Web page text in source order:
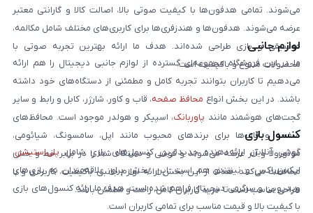
می‌شوند. تمامی هدفون‌ها با کیفیت صوتی بالا، اصالت کالا و گارانتی معتبر
عرضه می‌شوند. هدفون‌ها و هندزفری‌ها برای کاربری‌های مختلف شامل مکالمه،
موسیقی و بازی طراحی شده‌اند. هدف ما ارائه بهترین تجربه صوتی با
محصولات متنوع و باکیفیت است.
لوازم جانبی
ما در این فروشگاه مجموعه‌ای گسترده از لوازم جانبی دیجیتال را هم ارائه
می‌دهیم تا کاربران بتوانند تجربه کامل و مطمئنی از دستگاه‌های خود داشته
باشند. در این بخش انواع محافظ صفحه، قاب و کاور، شارژر، کابل و رابط و سایر
گجت‌های هوشمند مانند پاوربانک، اسپیکر و هولدر موجود است. محافظ‌های
صفحه و قاب‌ها برای برندهای محبوب مانند اپل، سامسونگ، شیائومی،
موتورولا و آنر عرضه می‌شوند و گوشی و دستگاه شما را در برابر خط و خش
محافظت می‌کنند. هدف از این بخش ارائه لوازم جانبی باکیفیت، کاربردی و با
طراحی مناسب است تا خرید کاربران کامل، راحت و مطمئن باشد.
کنسول بازی
گوشی آنلاین ارائه‌دهنده جدیدترین کنسول‌های بازی شامل پلی‌استیشن،
ایکس‌باکس و نینتندو هم است. این بخش برای علاقه‌مندان به بازی‌های
ویدیویی و سرگرمی دیجیتال فراهم شده است. هدف ما ارائه کنسول‌های بازی
با کیفیت بالا و قیمت مناسب برای تمامی کاربران است.